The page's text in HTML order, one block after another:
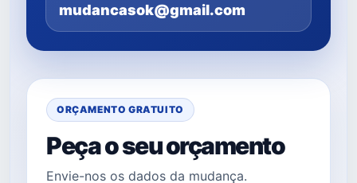
mudancasok@gmail.com
ORÇAMENTO GRATUITO
Peça o seu orçamento
Envie-nos os dados da mudança.